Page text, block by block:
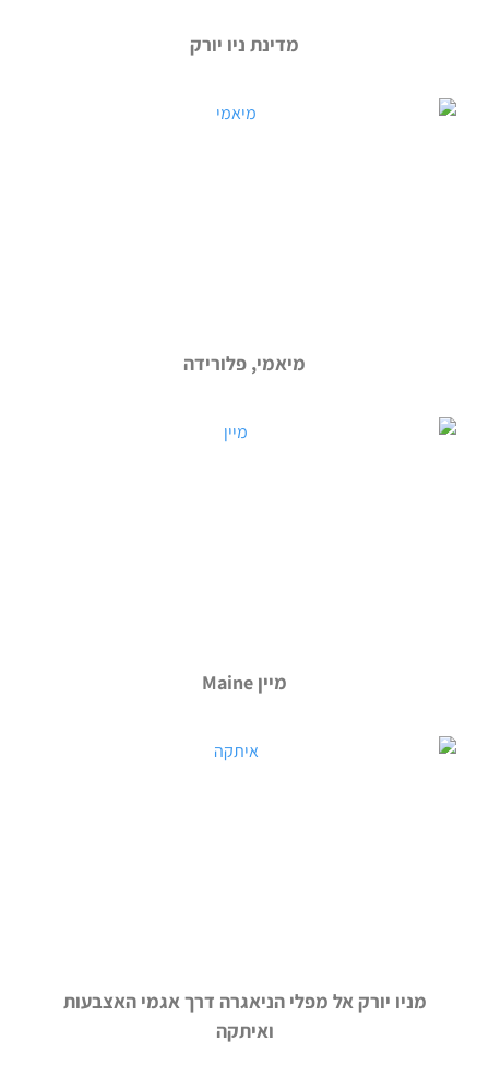
מדינת ניו יורק
מיאמי, פלורידה
מיין Maine
מניו יורק אל מפלי הניאגרה דרך אגמי האצבעות
ואיתקה